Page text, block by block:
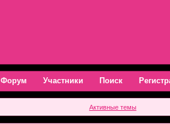
Форум Участники Поиск
Активные темы